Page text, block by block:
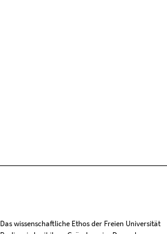
Das wissenschaftliche Ethos der Freien Universität